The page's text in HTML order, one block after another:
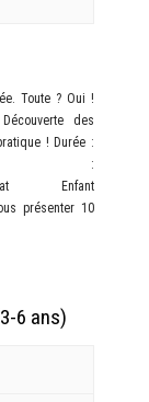
Toute ? Oui !
des
! Durée :
:
mat Enfant
présenter 10
6 ans)